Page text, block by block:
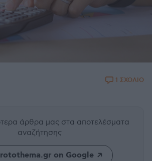
1 ΣΧΟΛΙΟ
άρθρα μας στα αποτελέσματα
αναζήτησης
on Google